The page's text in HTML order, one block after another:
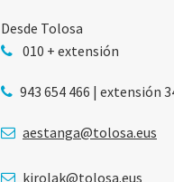
Desde Tolosa
010 + extensión
943 654 466 | extensión
aestanga@tolosa.eus
kirolak@tolosa.eus